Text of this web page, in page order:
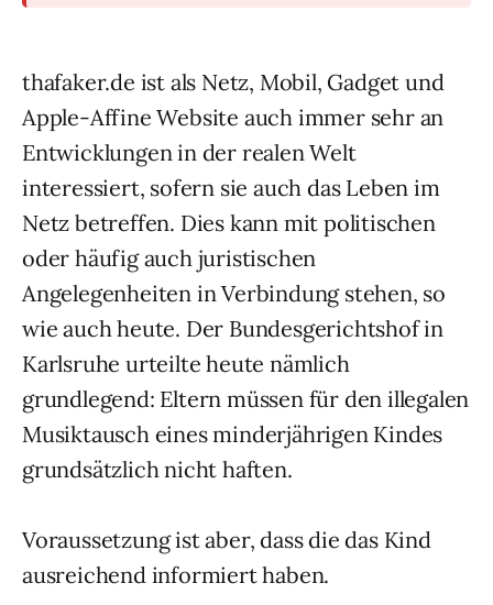
thafaker.de ist als Netz, Mobil, Gadget und
Apple-Affine Website auch immer sehr an
Entwicklungen in der realen Welt
interessiert, sofern sie auch das Leben im
Netz betreffen. Dies kann mit politischen
oder häufig auch juristischen
Angelegenheiten in Verbindung stehen, so
wie auch heute. Der Bundesgerichtshof in
Karlsruhe urteilte heute nämlich
grundlegend: Eltern müssen für den illegalen
Musiktausch eines minderjährigen Kindes
grundsätzlich nicht haften.
Voraussetzung ist aber, dass die das Kind
ausreichend informiert haben.